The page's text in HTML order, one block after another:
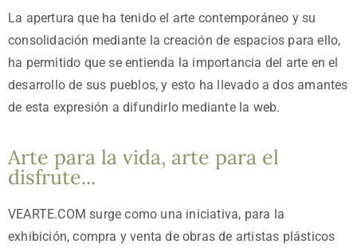
La apertura que ha tenido el arte contemporáneo y su
consolidación mediante la creación de espacios para ello,
ha permitido que se entienda la importancia del arte en el
desarrollo de sus pueblos, y esto ha llevado a dos amantes
de esta expresión a difundirlo mediante la web.
Arte para la vida, arte para el
disfrute...
VEARTE.COM surge como una iniciativa, para la
exhibición, compra y venta de obras de artistas plásticos